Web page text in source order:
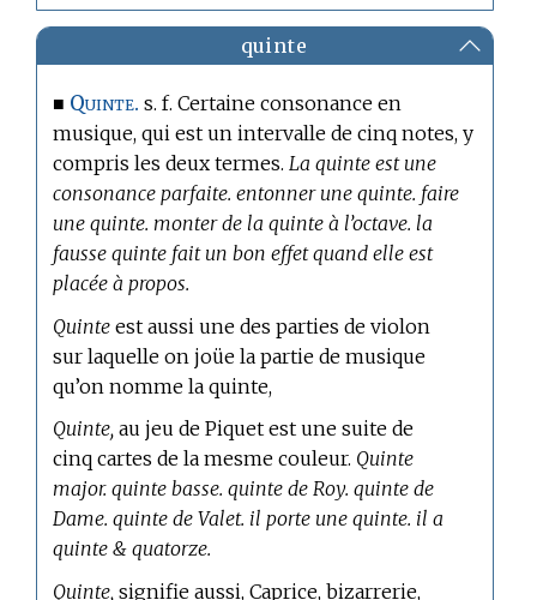
quinte
■ Quinte. s. f. Certaine consonance en
musique, qui est un intervalle de cinq notes, y
compris les deux termes. La quinte est une
consonance parfaite. entonner une quinte. faire
une quinte. monter de la quinte à l’octave. la
fausse quinte fait un bon effet quand elle est
placée à propos.
Quinte est aussi une des parties de violon
sur laquelle on joüe la partie de musique
qu’on nomme la quinte,
Quinte, au jeu de Piquet est une suite de
cinq cartes de la mesme couleur. Quinte
major. quinte basse. quinte de Roy. quinte de
Dame. quinte de Valet. il porte une quinte. il a
quinte & quatorze.
Quinte, signifie aussi, Caprice, bizarrerie,